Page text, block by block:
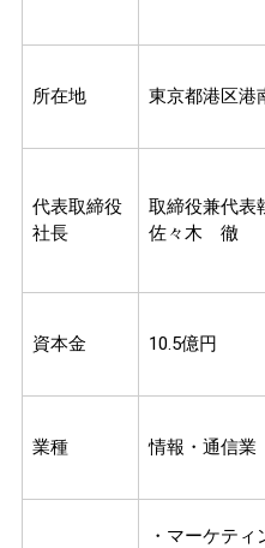
所在地 東京都港区港
代表取締役
社長
取締役兼代表
佐々木 徹
資本金 10.5億円
業種 情報・通信業
・マーケテ